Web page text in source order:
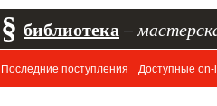
§ библиотека
Последние поступления Доступные on-